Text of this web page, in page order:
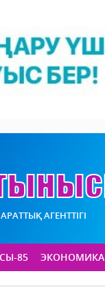
АГЕНТТІГІ
85 ЭКОНОМИКА